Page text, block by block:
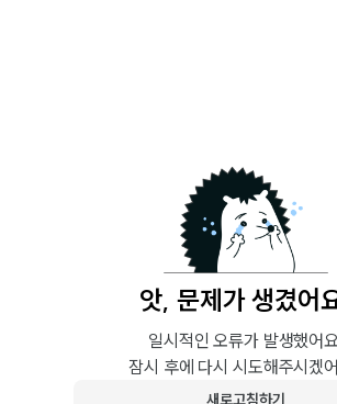
앗, 문제가 생겼어
일시적인 오류가 발생했어
잠시 후에 다시 시도해주시겠
새로고침하기